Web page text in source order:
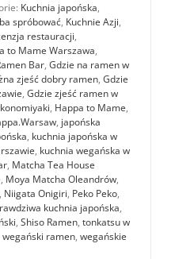
Kuchnia japońska,
spróbować, Kuchnie Azji,
restauracji,
to Mame Warszawa,
Bar, Gdzie na ramen w
zjeść dobry ramen, Gdzie
, Gdzie zjeść ramen w
, Happa to Mame,
, japońska
, kuchnia japońska w
, kuchnia wegańska w
, Matcha Tea House
, Moya Matcha Oleandrów,
, Niigata Onigiri, Peko Peko,
kuchnia japońska,
, Shiso Ramen, tonkatsu w
wegański ramen, wegańskie